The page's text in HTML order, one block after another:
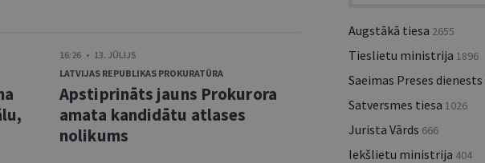
16:26 • 13. JŪLIJS
LATVIJAS REPUBLIKAS PROKURATŪRA
Apstiprināts jauns Prokurora
amata kandidātu atlases
nolikums
Augstākā tiesa 2655
Tieslietu ministrija 1896
Saeimas Preses dienests
Satversmes tiesa 1026
Jurista Vārds 666
Iekšlietu ministrija 404